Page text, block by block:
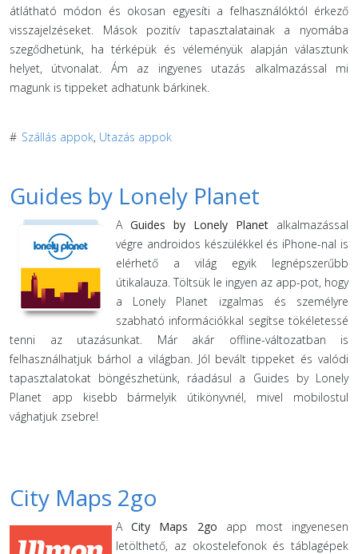
átlátható módon és okosan egyesíti a felhasználóktól érkező
visszajelzéseket. Mások pozitív tapasztalatainak a nyomába
szegődhetünk, ha térképük és véleményük alapján választunk
helyet, útvonalat. Ám az ingyenes utazás alkalmazással mi
magunk is tippeket adhatunk bárkinek.
# Szállás appok, Utazás appok
Guides by Lonely Planet
A Guides by Lonely Planet alkalmazással
végre androidos készülékkel és iPhone-nal is
elérhető a világ egyik legnépszerűbb
útikalauza. Töltsük le ingyen az app-pot, hogy
a Lonely Planet izgalmas és személyre
szabható információkkal segítse tökéletessé
tenni az utazásunkat. Már akár offline-változatban is
felhasználhatjuk bárhol a világban. Jól bevált tippeket és valódi
tapasztalatokat böngészhetünk, ráadásul a Guides by Lonely
Planet app kisebb bármelyik útikönyvnél, mivel mobilostul
vághatjuk zsebre!
City Maps 2go
ACity Maps 2go app most ingyenesen
letölthető, az okostelefonok és táblagépek